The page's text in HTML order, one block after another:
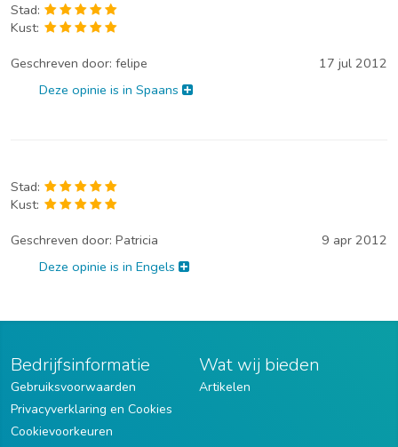
Stad:
Kust:
Geschreven door: felipe
17 jul 2012
Deze opinie is in Spaans
Stad:
Kust:
Geschreven door: Patricia
9 apr 2012
Deze opinie is in Engels
Bedrijfsinformatie
Gebruiksvoorwaarden
Privacyverklaring en Cookies
Cookievoorkeuren
Wat wij bieden
Artikelen